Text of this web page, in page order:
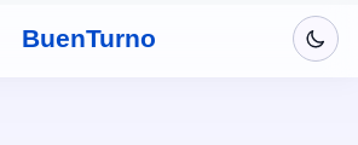
BuenTurno